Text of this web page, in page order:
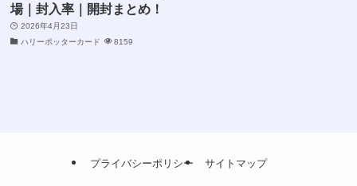
場｜封入率｜開封まとめ！
2026年4月23日
ハリーポッターカード
8159
プライバシーポリシー サイトマップ